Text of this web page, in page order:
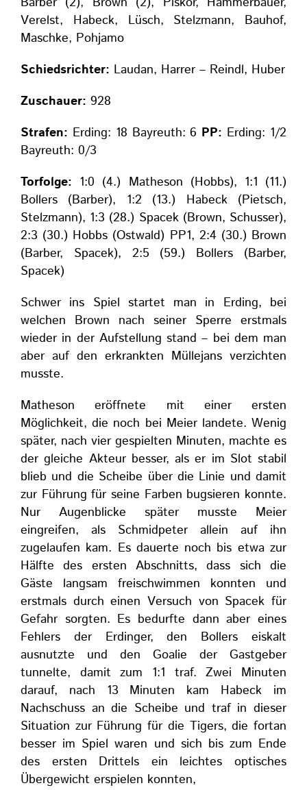
Verelst, Habeck, Lüsch, Stelzmann, Bauhof,
Maschke, Pohjamo
Schiedsrichter: Laudan, Harrer – Reindl, Huber
Zuschauer: 928
Strafen: Erding: 18 Bayreuth: 6 PP: Erding: 1/2
Bayreuth: 0/3
Torfolge: 1:0 (4.) Matheson (Hobbs), 1:1 (11.)
Bollers (Barber), 1:2 (13.) Habeck (Pietsch,
Stelzmann), 1:3 (28.) Spacek (Brown, Schusser),
2:3 (30.) Hobbs (Ostwald) PP1, 2:4 (30.) Brown
(Barber, Spacek), 2:5 (59.) Bollers (Barber,
Spacek)
Schwer ins Spiel startet man in Erding, bei
welchen Brown nach seiner Sperre erstmals
wieder in der Aufstellung stand – bei dem man
aber auf den erkrankten Müllejans verzichten
musste.
Matheson eröffnete mit einer ersten
Möglichkeit, die noch bei Meier landete. Wenig
später, nach vier gespielten Minuten, machte es
der gleiche Akteur besser, als er im Slot stabil
blieb und die Scheibe über die Linie und damit
zur Führung für seine Farben bugsieren konnte.
Nur Augenblicke später musste Meier
eingreifen, als Schmidpeter allein auf ihn
zugelaufen kam. Es dauerte noch bis etwa zur
Hälfte des ersten Abschnitts, dass sich die
Gäste langsam freischwimmen konnten und
erstmals durch einen Versuch von Spacek für
Gefahr sorgten. Es bedurfte dann aber eines
Fehlers der Erdinger, den Bollers eiskalt
ausnutzte und den Goalie der Gastgeber
tunnelte, damit zum 1:1 traf. Zwei Minuten
darauf, nach 13 Minuten kam Habeck im
Nachschuss an die Scheibe und traf in dieser
Situation zur Führung für die Tigers, die fortan
besser im Spiel waren und sich bis zum Ende
des ersten Drittels ein leichtes optisches
Übergewicht erspielen konnten,